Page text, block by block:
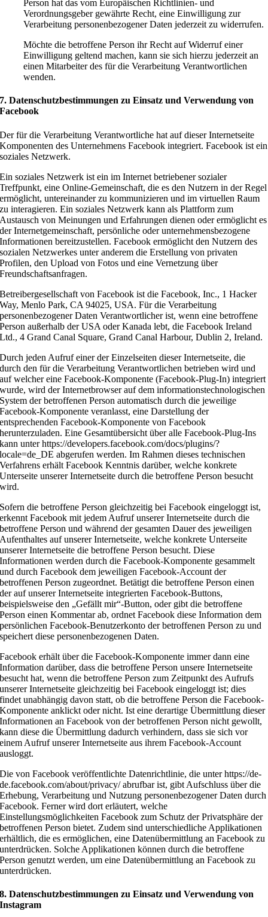
Person hat das vom Europäischen Richtlinien- und
Verordnungsgeber gewährte Recht, eine Einwilligung zur
Verarbeitung personenbezogener Daten jederzeit zu widerrufen.
Möchte die betroffene Person ihr Recht auf Widerruf einer
Einwilligung geltend machen, kann sie sich hierzu jederzeit an
einen Mitarbeiter des für die Verarbeitung Verantwortlichen
wenden.
7. Datenschutzbestimmungen zu Einsatz und Verwendung von
Facebook
Der für die Verarbeitung Verantwortliche hat auf dieser Internetseite
Komponenten des Unternehmens Facebook integriert. Facebook ist ein
soziales Netzwerk.
Ein soziales Netzwerk ist ein im Internet betriebener sozialer
Treffpunkt, eine Online-Gemeinschaft, die es den Nutzern in der Regel
ermöglicht, untereinander zu kommunizieren und im virtuellen Raum
zu interagieren. Ein soziales Netzwerk kann als Plattform zum
Austausch von Meinungen und Erfahrungen dienen oder ermöglicht es
der Internetgemeinschaft, persönliche oder unternehmensbezogene
Informationen bereitzustellen. Facebook ermöglicht den Nutzern des
sozialen Netzwerkes unter anderem die Erstellung von privaten
Profilen, den Upload von Fotos und eine Vernetzung über
Freundschaftsanfragen.
Betreibergesellschaft von Facebook ist die Facebook, Inc., 1 Hacker
Way, Menlo Park, CA 94025, USA. Für die Verarbeitung
personenbezogener Daten Verantwortlicher ist, wenn eine betroffene
Person außerhalb der USA oder Kanada lebt, die Facebook Ireland
Ltd., 4 Grand Canal Square, Grand Canal Harbour, Dublin 2, Ireland.
Durch jeden Aufruf einer der Einzelseiten dieser Internetseite, die
durch den für die Verarbeitung Verantwortlichen betrieben wird und
auf welcher eine Facebook-Komponente (Facebook-Plug-In) integriert
wurde, wird der Internetbrowser auf dem informationstechnologischen
System der betroffenen Person automatisch durch die jeweilige
Facebook-Komponente veranlasst, eine Darstellung der
entsprechenden Facebook-Komponente von Facebook
herunterzuladen. Eine Gesamtübersicht über alle Facebook-Plug-Ins
kann unter https://developers.facebook.com/docs/plugins/?
locale=de_DE abgerufen werden. Im Rahmen dieses technischen
Verfahrens erhält Facebook Kenntnis darüber, welche konkrete
Unterseite unserer Internetseite durch die betroffene Person besucht
wird.
Sofern die betroffene Person gleichzeitig bei Facebook eingeloggt ist,
erkennt Facebook mit jedem Aufruf unserer Internetseite durch die
betroffene Person und während der gesamten Dauer des jeweiligen
Aufenthaltes auf unserer Internetseite, welche konkrete Unterseite
unserer Internetseite die betroffene Person besucht. Diese
Informationen werden durch die Facebook-Komponente gesammelt
und durch Facebook dem jeweiligen Facebook-Account der
betroffenen Person zugeordnet. Betätigt die betroffene Person einen
der auf unserer Internetseite integrierten Facebook-Buttons,
beispielsweise den „Gefällt mir“-Button, oder gibt die betroffene
Person einen Kommentar ab, ordnet Facebook diese Information dem
persönlichen Facebook-Benutzerkonto der betroffenen Person zu und
speichert diese personenbezogenen Daten.
Facebook erhält über die Facebook-Komponente immer dann eine
Information darüber, dass die betroffene Person unsere Internetseite
besucht hat, wenn die betroffene Person zum Zeitpunkt des Aufrufs
unserer Internetseite gleichzeitig bei Facebook eingeloggt ist; dies
findet unabhängig davon statt, ob die betroffene Person die Facebook-
Komponente anklickt oder nicht. Ist eine derartige Übermittlung dieser
Informationen an Facebook von der betroffenen Person nicht gewollt,
kann diese die Übermittlung dadurch verhindern, dass sie sich vor
einem Aufruf unserer Internetseite aus ihrem Facebook-Account
ausloggt.
Die von Facebook veröffentlichte Datenrichtlinie, die unter https://de-
de.facebook.com/about/privacy/ abrufbar ist, gibt Aufschluss über die
Erhebung, Verarbeitung und Nutzung personenbezogener Daten durch
Facebook. Ferner wird dort erläutert, welche
Einstellungsmöglichkeiten Facebook zum Schutz der Privatsphäre der
betroffenen Person bietet. Zudem sind unterschiedliche Applikationen
erhältlich, die es ermöglichen, eine Datenübermittlung an Facebook zu
unterdrücken. Solche Applikationen können durch die betroffene
Person genutzt werden, um eine Datenübermittlung an Facebook zu
unterdrücken.
8. Datenschutzbestimmungen zu Einsatz und Verwendung von
Instagram